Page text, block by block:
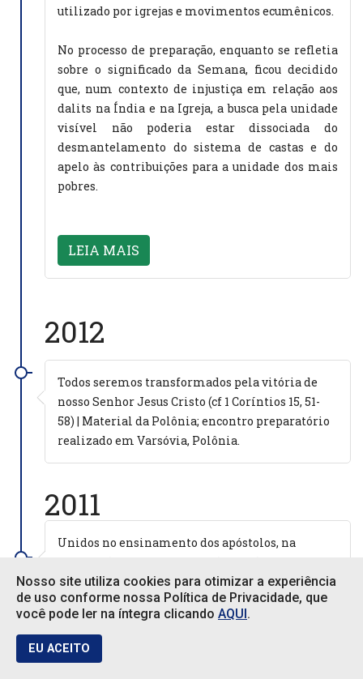
utilizado por igrejas e movimentos ecumênicos.
No processo de preparação, enquanto se refletia
sobre o significado da Semana, ficou decidido
que, num contexto de injustiça em relação aos
dalits na Índia e na Igreja, a busca pela unidade
visível não poderia estar dissociada do
desmantelamento do sistema de castas e do
apelo às contribuições para a unidade dos mais
pobres.
LEIA MAIS
2012
Todos seremos transformados pela vitória de
nosso Senhor Jesus Cristo (cf 1 Coríntios 15, 51-
58) | Material da Polônia; encontro preparatório
realizado em Varsóvia, Polônia.
2011
Unidos no ensinamento dos apóstolos, na
orações. (Cf Atos 2,42) | Material da Jerusalém;
encontro preparatório em Saydnaya, Síria.
Nosso site utiliza cookies para otimizar a experiência
de uso conforme nossa Política de Privacidade, que
você pode ler na íntegra clicando AQUI.
EU ACEITO